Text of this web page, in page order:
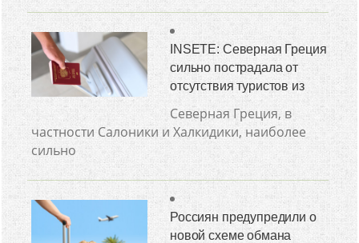
INSETE: Северная Греция
сильно пострадала от
отсутствия туристов из
Северная Греция, в
частности Салоники и Халкидики, наиболее
сильно
Россиян предупредили о
новой схеме обмана